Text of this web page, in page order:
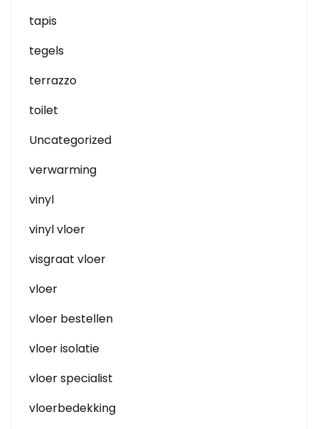
tapis
tegels
terrazzo
toilet
Uncategorized
verwarming
vinyl
vinyl vloer
visgraat vloer
vloer
vloer bestellen
vloer isolatie
vloer specialist
vloerbedekking